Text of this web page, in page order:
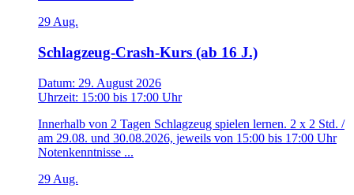
29 Aug.
Schlagzeug-Crash-Kurs (ab 16 J.)
Datum: 29. August 2026
Uhrzeit: 15:00 bis 17:00 Uhr
Innerhalb von 2 Tagen Schlagzeug spielen lernen. 2 x 2 Std. /
am 29.08. und 30.08.2026, jeweils von 15:00 bis 17:00 Uhr
Notenkenntnisse ...
29 Aug.